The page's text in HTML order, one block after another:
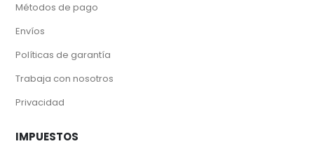
Métodos de pago
Envíos
Políticas de garantía
Trabaja con nosotros
Privacidad
IMPUESTOS